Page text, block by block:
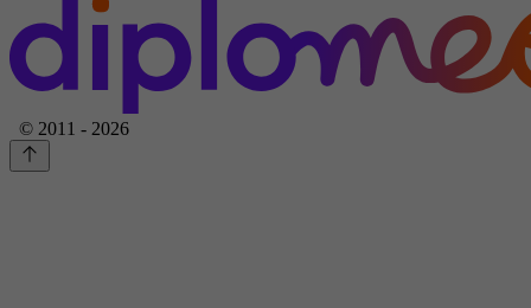
© 2011 - 2026